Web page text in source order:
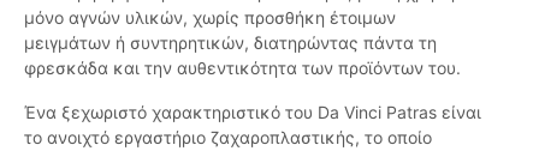
μόνο αγνών υλικών, χωρίς προσθήκη έτοιμων
μειγμάτων ή συντηρητικών, διατηρώντας πάντα τη
φρεσκάδα και την αυθεντικότητα των προϊόντων του.
Ένα ξεχωριστό χαρακτηριστικό του Da Vinci Patras είναι
το ανοιχτό εργαστήριο ζαχαροπλαστικής, το οποίο